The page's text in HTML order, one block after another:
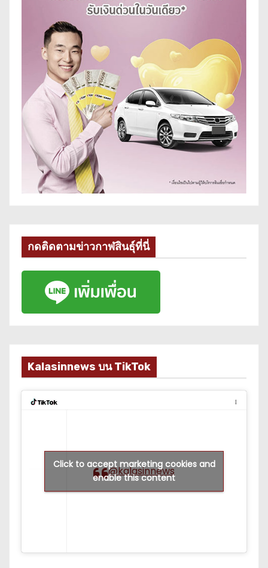
กดติดตามข่าวกาฬสินธุ์ที่นี่
Kalasinnews บน TikTok
@kalasinnews
Click to accept marketing cookies and
enable this content